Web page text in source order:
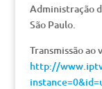
Administração
São Paulo.
Transmissão ao
http://